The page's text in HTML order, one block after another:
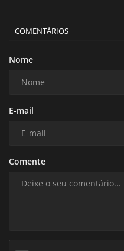
COMENTÁRIOS
Nome
E-mail
Comente